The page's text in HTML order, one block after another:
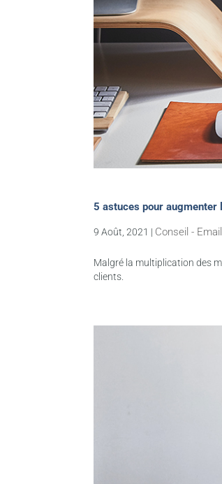
5 astuces pour augmenter
9 Août, 2021 | Conseil -
Malgré la multiplication des
clients.